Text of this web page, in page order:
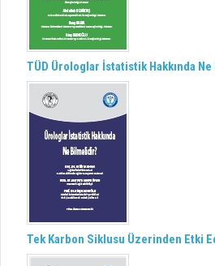
TÜD Ürologlar İstatistik Hakkında
Tek Karbon Siklusu Üzerinden Etki